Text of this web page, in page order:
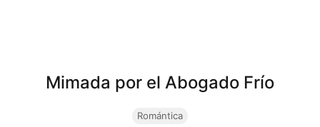
Mimada por el Abogado Frío
Romántica